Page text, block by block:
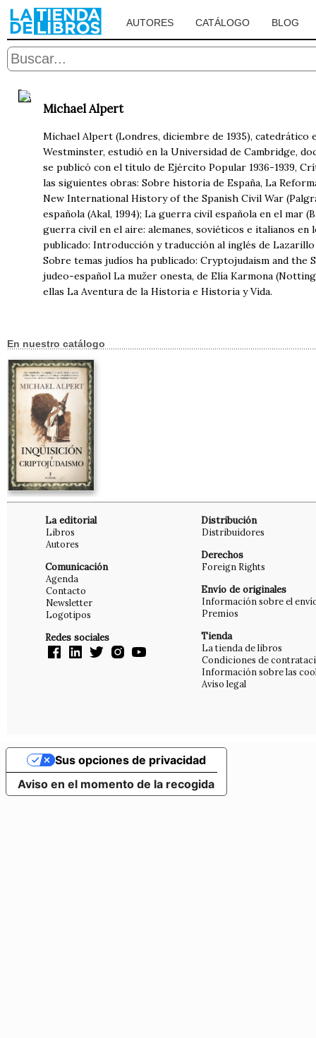
AUTORES CATÁLOGO BLOG
Michael Alpert
Michael Alpert (Londres, diciembre de 1935),
Westminster, estudió en la Universidad de Cambridge,
se publicó con el título de Ejército Popular 1936-1939,
las siguientes obras: Sobre historia de España, La
New International History of the Spanish Civil War
española (Akal, 1994); La guerra civil española en el mar
guerra civil en el aire: alemanes, soviéticos e italianos
publicado: Introducción y traducción al inglés de Lazarillo
Sobre temas judíos ha publicado: Cryptojudaism and
judeo-español La mužer onesta, de Elía Karmona
ellas La Aventura de la Historia e Historia y Vida.
En nuestro catálogo
La editorial
Libros
Autores
Comunicación
Agenda
Contacto
Newsletter
Logotipos
Redes sociales
Distribución
Distribuidores
Derechos
Foreign Rights
Envío de originales
Información sobre el
Premios
Tienda
La tienda de libros
Condiciones de
Información sobre las
Aviso legal
Aviso en el momento de la recogida
Sus opciones de privacidad